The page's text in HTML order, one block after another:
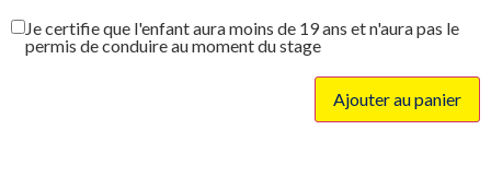
Je certifie que l'enfant aura moins de 19 ans et n'aura pas le
permis de conduire au moment du stage
Ajouter au panier